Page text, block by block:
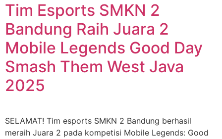
Tim Esports SMKN 2
Bandung Raih Juara 2
Mobile Legends Good Day
Smash Them West Java
2025
SELAMAT! Tim esports SMKN 2 Bandung berhasil
meraih Juara 2 pada kompetisi Mobile Legends: Good